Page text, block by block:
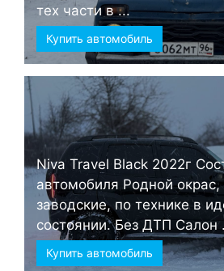
тех части в ...
Купить автомобиль
Niva Travel Black 2022г
автомобиля Родной окрас,
заводские, по технике в
состоянии. Без ДТП Салон
Купить автомобиль